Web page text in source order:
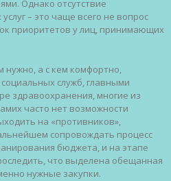
Однако отсутствие
– это чаще всего не вопрос
приоритетов у лиц, принимающих
нужно, а с кем комфортно,
служб, главными
здравоохранения, многие из
часто нет возможности
на «противников»,
сопровождать процесс
бюджета, и на этапе
что выделена обещанная
нужные закупки.